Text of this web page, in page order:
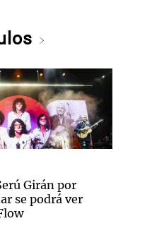
Girán por
se podrá ver